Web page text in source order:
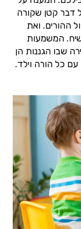
דבר קטן שקורה
ההורים. ואת
המשמעות
שבו הגננות הן
עם כל הורה וילד.